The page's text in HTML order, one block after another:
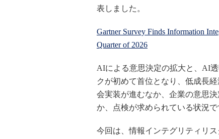
表しました。
Gartner Survey Finds Information
Quarter of 2026
AIによる意思決定の拡大と、AI
クが初めて首位となり、低成長
会実装が進むなか、企業の意思
か、点検が求められている状況で
今回は、情報インテグリティリ